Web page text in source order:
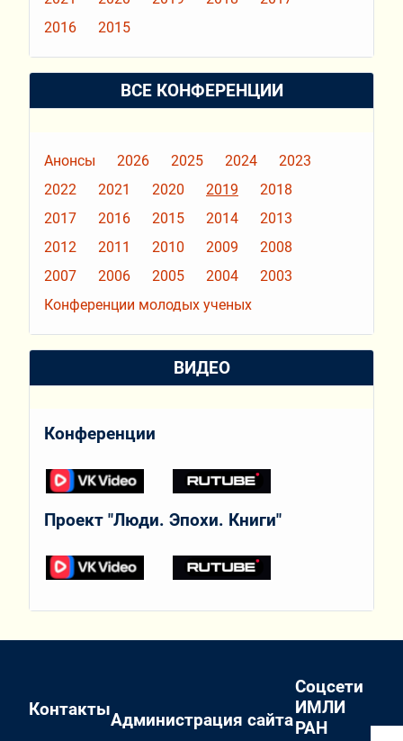
2016
2015
ВСЕ КОНФЕРЕНЦИИ
Анонсы 2026 2025 2024
2023
2022
2021 2020 2019
2018
2017
2016 2015 2014
2013
2012
2011 2010 2009
2008
2007
2006 2005 2004
2003
Конференции молодых ученых
ВИДЕО
Конференции
Проект "Люди. Эпохи. Книги"
Контакты
Администрация сайта
Соцсети
ИМЛИ
РАН